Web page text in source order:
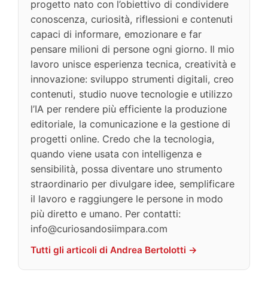
progetto nato con l’obiettivo di condividere
conoscenza, curiosità, riflessioni e contenuti
capaci di informare, emozionare e far
pensare milioni di persone ogni giorno. Il mio
lavoro unisce esperienza tecnica, creatività e
innovazione: sviluppo strumenti digitali, creo
contenuti, studio nuove tecnologie e utilizzo
l’IA per rendere più efficiente la produzione
editoriale, la comunicazione e la gestione di
progetti online. Credo che la tecnologia,
quando viene usata con intelligenza e
sensibilità, possa diventare uno strumento
straordinario per divulgare idee, semplificare
il lavoro e raggiungere le persone in modo
più diretto e umano. Per contatti:
info@curiosandosiimpara.com
Tutti gli articoli di Andrea Bertolotti →